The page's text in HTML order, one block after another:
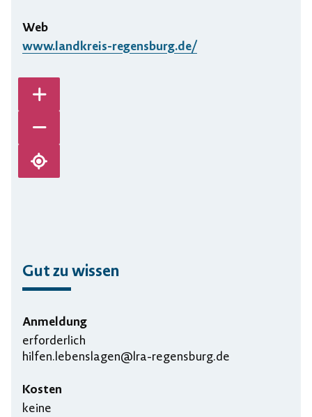
Web
www.landkreis-regensburg.de/
Karte vergrößern
Karte zentrieren
Gut zu wissen
Anmeldung
erforderlich
hilfen.lebenslagen@lra-regensburg.de
Kosten
keine